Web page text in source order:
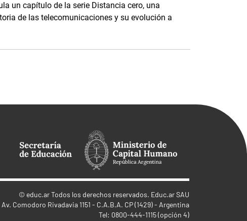
un capítulo de la serie Distancia cero, una
de las telecomunicaciones y su evolución a
© educ.arTodos los derechos reservados. Educ.ar SAU
Av. Comodoro Rivadavia 1151 - C.A.B.A. CP (1429) - Argentina
Tel: 0800-444-1115 (opción 4)